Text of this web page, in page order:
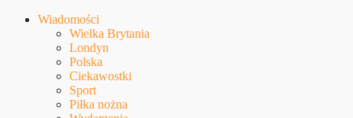
Wiadomości
Wielka Brytania
Londyn
Polska
Ciekawostki
Sport
Piłka nożna